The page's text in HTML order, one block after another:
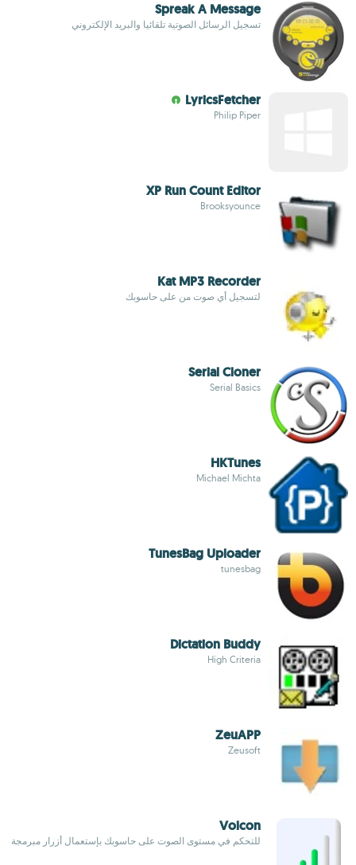
Spreak A Message
تسجيل الرسائل الصوتية تلقائيا والبريد الإلكتروني
LyricsFetcher
Philip Piper
XP Run Count Editor
Brooksyounce
Kat MP3 Recorder
لتسجيل أي صوت من على حاسوبك
Serial Cloner
Serial Basics
HKTunes
Michael Michta
TunesBag Uploader
tunesbag
Dictation Buddy
High Criteria
ZeuAPP
Zeusoft
Volcon
للتحكم في مستوى الصوت على حاسوبك بإستعمال أزرار مبرمجة